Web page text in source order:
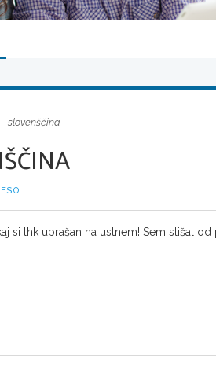
- slovenščina
si lhk uprašan na ustnem! Sem slišal